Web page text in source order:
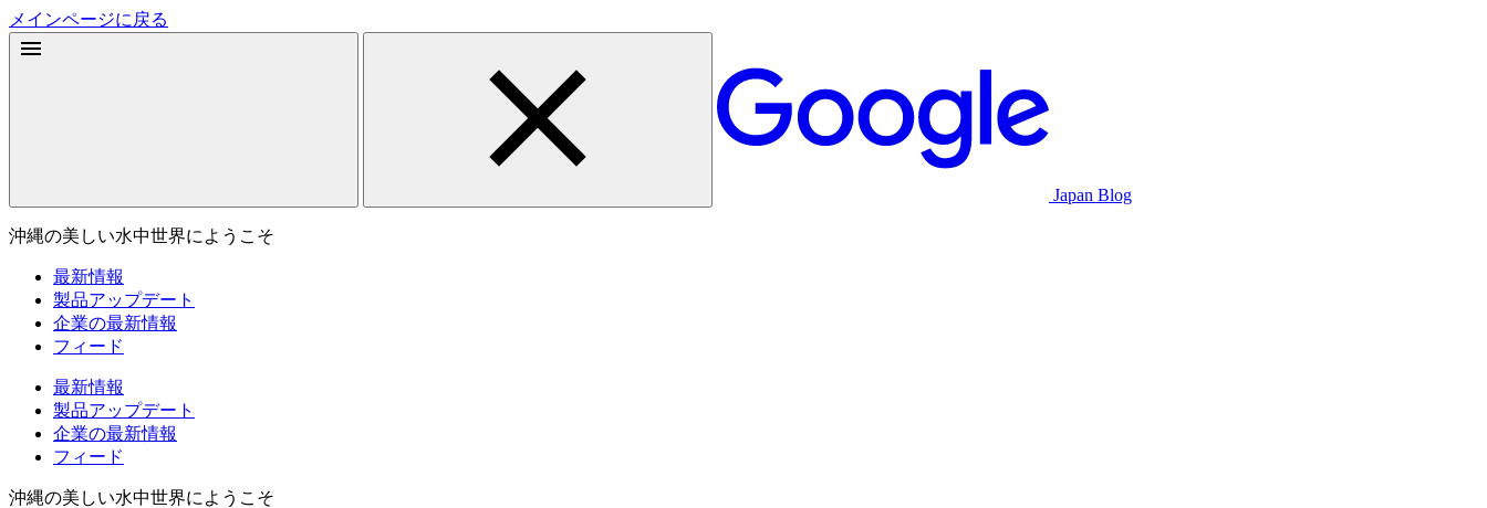
メインページに戻る
Japan Blog
沖縄の美しい水中世界にようこそ
最新情報
製品アップデート
企業の最新情報
フィード
最新情報
製品アップデート
企業の最新情報
フィード
沖縄の美しい水中世界にようこそ